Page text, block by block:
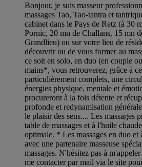
Bonjour, je suis masseur
massages Tao, Tao-tantra et
cabinet dans le Pays de Retz (à 30
Pornic, 20 mn de Challans, 15 mn
Grandlieu) ou sur votre lieu de
découvrir ou de vous former au
ce soit en solo, en duo (en couple
mains*, vous retrouverez, grâce à
particulièrement complets, une
énergies physique, mentale et
procureront à la fois détente et
profonde et redynamisation
le plaisir des sens.... Les massages
table de massages et à l'huile
optimale. * Les massages en duo et
avec une partenaire masseuse
massages. N'hésitez pas à
me contacter par mail via le site